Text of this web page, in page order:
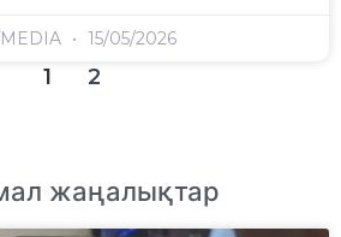
15/05/2026
1 2
жаңалықтар